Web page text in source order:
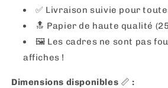
✅ Livraison suivie pour
🔝 Papier de haute qualité
🖼 Les cadres ne sont pas
affiches !
Dimensions disponibles 📏 :